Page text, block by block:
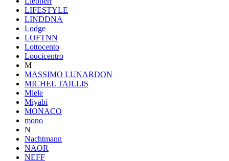
LIFESTYLE
LINDDNA
Lodge
LOFTNN
Lottocento
Loucicentro
M
MASSIMO LUNARDON
MICHEL TAILLIS
Miele
Miyabi
MONACO
mono
N
Nachtmann
NAOR
NEFF